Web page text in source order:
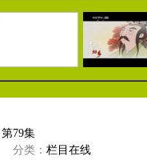
79集
类： 栏目在线